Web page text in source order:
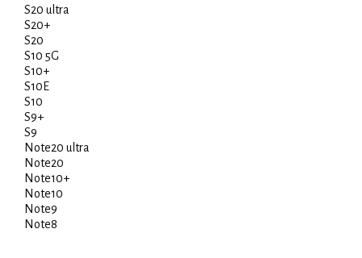
S20 ultra
S20+
S20
S10 5G
S10+
S10E
S10
S9+
S9
Note20 ultra
Note20
Note10+
Note10
Note9
Note8